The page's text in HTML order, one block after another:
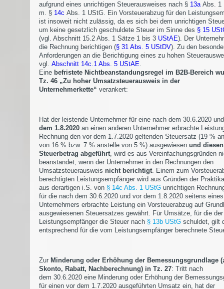
aufgrund eines unrichtigen Steuerausweises nach § 13aAbs. 1
m. § 14c Abs. 1 UStG. Ein Vorsteuerabzug für den
ist insoweit nicht zulässig, da es sich bei dem unrichtigen
um keine gesetzlich geschuldete Steuer im Sinne des § 15
(vgl. Abschnitt 15.2 Abs. 1 Sätze 1 bis 3 UStAE). Der
die Rechnung berichtigen (§ 31 Abs. 5 UStDV). Zu den
Anforderungen an die Berichtigung eines zu hohen
vgl. Abschnitt 14c.1 Abs. 5 UStAE.
Eine befristete Nichtbeanstandungsregel im B2B-Bereich
Tz. 46 „Zu hoher Umsatzsteuerausweis in der
Unternehmerkette“ verankert:
Hat der leistende Unternehmer für eine nach dem 30.6.2020
dem 1.8.2020 an einen anderen Unternehmer erbrachte
Rechnung den vor dem 1.7.2020 geltenden Steuersatz (19 %
von 16 % bzw. 7 % anstelle von 5 %) ausgewiesen und diesen
Steuerbetrag abgeführt, wird es aus Vereinfachungsgründen
beanstandet, wenn der Unternehmer in den Rechnungen den
Umsatzsteuerausweis nicht berichtigt. Einem zum
berechtigten Leistungsempfänger wird aus Gründen der
aus derartigen i.S. von § 14c Abs. 1 UStG unrichtigen
für die nach dem 30.6.2020 und vor dem 1.8.2020 seitens eines
Unternehmers erbrachte Leistung ein Vorsteuerabzug auf
ausgewiesenen Steuersatzes gewährt. Für Umsätze, für die der
Leistungsempfänger die Steuer nach § 13b UStG schuldet, gilt
entsprechend für die vom Leistungsempfänger berechnete
Zur Minderung oder Erhöhung der Bemessungsgrundlage
Skonto, Rabatt, Nachberechnung) in Tz. 27: Tritt nach
dem 30.6.2020 eine Minderung oder Erhöhung der
für einen vor dem 1.7.2020 ausgeführten Umsatz ein, hat der